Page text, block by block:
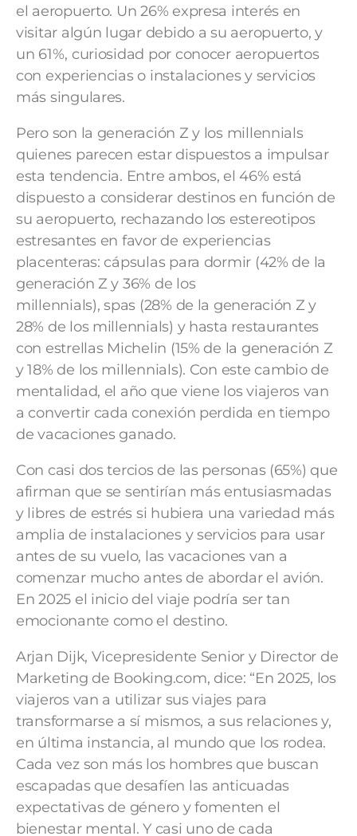
el aeropuerto. Un 26% expresa interés en
visitar algún lugar debido a su aeropuerto, y
un 61%, curiosidad por conocer aeropuertos
con experiencias o instalaciones y servicios
más singulares.
Pero son la generación Z y los millennials
quienes parecen estar dispuestos a impulsar
esta tendencia. Entre ambos, el 46% está
dispuesto a considerar destinos en función de
su aeropuerto, rechazando los estereotipos
estresantes en favor de experiencias
placenteras: cápsulas para dormir (42% de la
generación Z y 36% de los
millennials), spas (28% de la generación Z y
28% de los millennials) y hasta restaurantes
con estrellas Michelin (15% de la generación Z
y 18% de los millennials). Con este cambio de
mentalidad, el año que viene los viajeros van
a convertir cada conexión perdida en tiempo
de vacaciones ganado.
Con casi dos tercios de las personas (65%) que
afirman que se sentirían más entusiasmadas
y libres de estrés si hubiera una variedad más
amplia de instalaciones y servicios para usar
antes de su vuelo, las vacaciones van a
comenzar mucho antes de abordar el avión.
En 2025 el inicio del viaje podría ser tan
emocionante como el destino.
Arjan Dijk, Vicepresidente Senior y Director de
Marketing de Booking.com, dice: “En 2025, los
viajeros van a utilizar sus viajes para
transformarse a sí mismos, a sus relaciones y,
en última instancia, al mundo que los rodea.
Cada vez son más los hombres que buscan
escapadas que desafíen las anticuadas
expectativas de género y fomenten el
bienestar mental. Y casi uno de cada